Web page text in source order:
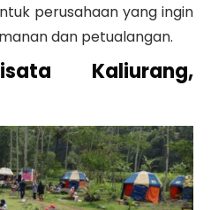
perusahaan yang ingin
dan petualangan.
Kaliurang,